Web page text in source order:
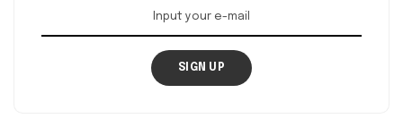
SIGN UP